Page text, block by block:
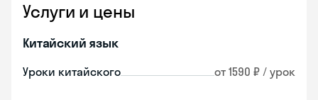
Услуги и цены
Китайский язык
Уроки китайского от 1590 ₽ / урок